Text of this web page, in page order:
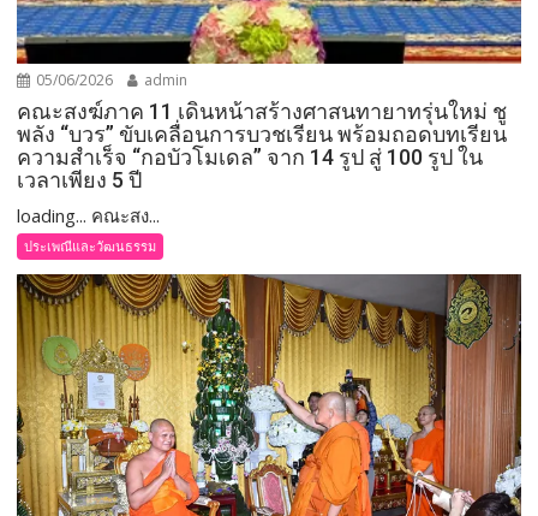
05/06/2026 admin
คณะสงฆ์ภาค 11 เดินหน้าสร้างศาสนทายาทรุ่นใหม่ ชู
พลัง “บวร” ขับเคลื่อนการบวชเรียน พร้อมถอดบทเรียน
ความสำเร็จ “กอบัวโมเดล” จาก 14 รูป สู่ 100 รูป ใน
เวลาเพียง 5 ปี
loading... คณะสง...
ประเพณีและวัฒนธรรม